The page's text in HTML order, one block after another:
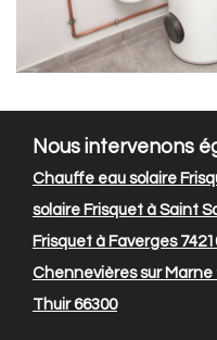
Nous intervenons
Chauffe eau solaire
solaire Frisquet à Saint
Frisquet à Faverges
Chennevières sur Marne
Thuir 66300